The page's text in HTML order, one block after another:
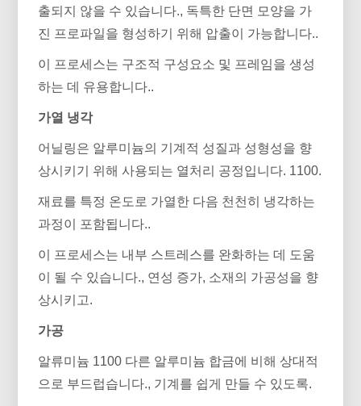
출되지 않을 수 있습니다., 독특한 단면 모양을 가
진 프로파일을 형성하기 위해 압출이 가능합니다..
이 프로세스는 구조적 구성요소 및 프레임을 생성
하는 데 유용합니다..
가열 냉각
어닐링은 알루미늄의 기계적 성질과 성형성을 향
상시키기 위해 사용되는 열처리 공정입니다. 1100.
재료를 특정 온도로 가열한 다음 천천히 냉각하는
과정이 포함됩니다..
이 프로세스는 내부 스트레스를 완화하는 데 도움
이 될 수 있습니다., 연성 증가, 소재의 가공성을 향
상시키고.
가공
알류미늄 1100 다른 알루미늄 합금에 비해 상대적
으로 부드럽습니다., 기계를 쉽게 만들 수 있도록.